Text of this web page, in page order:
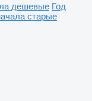
дешевые Год
старые